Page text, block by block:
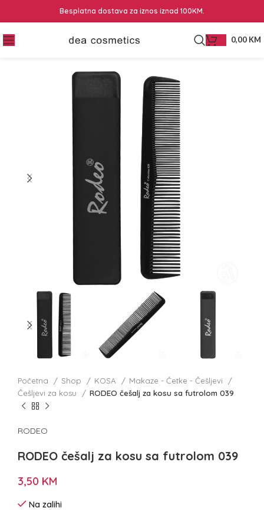
Besplatna dostava za iznos iznad 100KM.
0,00 KM
Početna Shop KOSA
Makaze - Četke - Češljevi
Češljevi za kosu
RODEO češalj za kosu sa futrolom 039
RODEO
RODEO češalj za kosu sa futrolom 039
3,50 KM
Na zalihi